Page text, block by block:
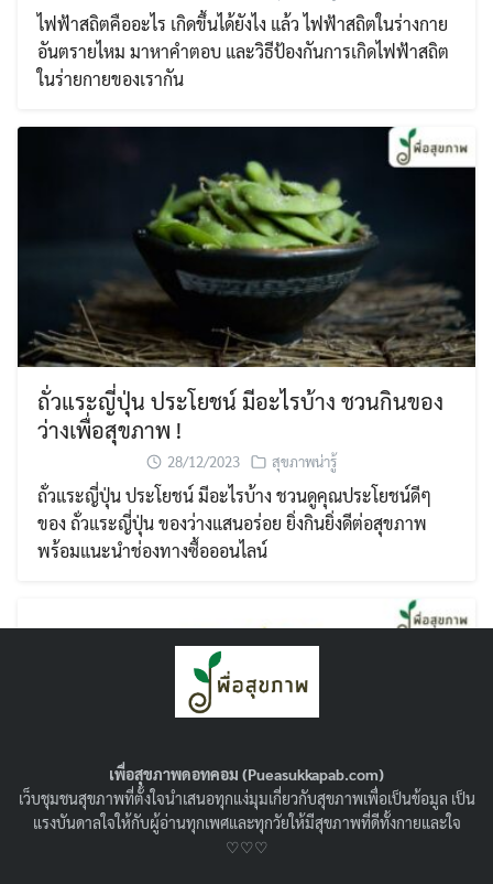
ไฟฟ้าสถิตคืออะไร เกิดขึ้นได้ยังไง แล้ว ไฟฟ้าสถิตในร่างกาย
อันตรายไหม มาหาคำตอบ และวิธีป้องกันการเกิดไฟฟ้าสถิต
ในร่ายกายของเรากัน
ถั่วแระญี่ปุ่น ประโยชน์ มีอะไรบ้าง ชวนกินของ
ว่างเพื่อสุขภาพ !
28/12/2023 สุขภาพน่ารู้
ถั่วแระญี่ปุ่น ประโยชน์ มีอะไรบ้าง ชวนดูคุณประโยชน์ดีๆ
ของ ถั่วแระญี่ปุ่น ของว่างแสนอร่อย ยิ่งกินยิ่งดีต่อสุขภาพ
พร้อมแนะนำช่องทางซื้อออนไลน์
เพื่อสุขภาพดอทคอม (Pueasukkapab.com)
เว็บชุมชนสุขภาพที่ตั้งใจนำเสนอทุกแง่มุมเกี่ยวกับสุขภาพเพื่อเป็นข้อมูล เป็น
แรงบันดาลใจให้กับผู้อ่านทุกเพศและทุกวัยให้มีสุขภาพที่ดีทั้งกายและใจ
♡♡♡